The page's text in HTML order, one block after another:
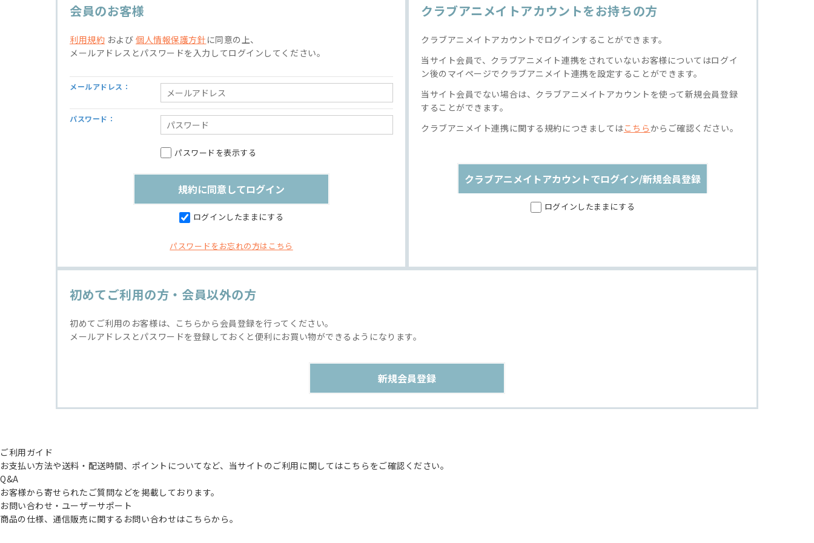
会員のお客様
利用規約 および個人情報保護方針 に同意の上、
メールアドレスとパスワードを入力してログインしてください。
メールアドレス：
パスワード：
パスワードを表示する
ログインしたままにする
パスワードをお忘れの方はこちら
クラブアニメイトアカウントをお持ちの方
クラブアニメイトアカウントでログインすることができます。
当サイト会員で、クラブアニメイト連携をされていないお客様についてはログイ
ン後のマイページでクラブアニメイト連携を設定することができます。
当サイト会員でない場合は、クラブアニメイトアカウントを使って新規会員登録
することができます。
クラブアニメイト連携に関する規約につきましてはこちらからご確認ください。
クラブアニメイトアカウントでログイン/新規会員登録
ログインしたままにする
初めてご利用の方・会員以外の方
初めてご利用のお客様は、こちらから会員登録を行ってください。
メールアドレスとパスワードを登録しておくと便利にお買い物ができるようになります。
ご利用ガイド
お支払い方法や送料・配送時間、ポイントについてなど、当サイトのご利用に関してはこちらをご確認ください。
Q&A
お客様から寄せられたご質問などを掲載しております。
お問い合わせ・ユーザーサポート
商品の仕様、通信販売に関するお問い合わせはこちらから。